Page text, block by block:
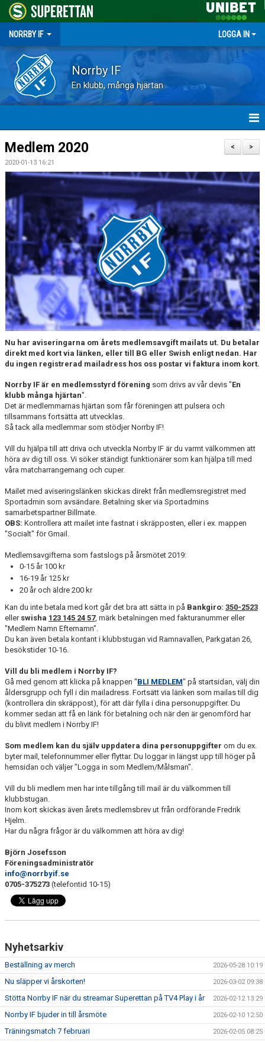
NORRBY IF LOGGA IN
Norrby IF
En klubb, många hjärtan
HEM
NYHETER
FÖRENINGEN
KALENDER
VÅRA LAG
MATCHER
NÄRA NORRBY
VÄRDEGRUND
>
<
Medlem 2020
2020-01-13 16:21
Nu har aviseringarna om årets medlemsavgift mailats ut. Du betalar
direkt med kort via länken, eller till BG eller Swish enligt nedan. Har
du ingen registrerad mailadress hos oss postar vi faktura inom kort.
Norrby IF är en medlemsstyrd förening som drivs av vår devis "En
klubb många hjärtan".
Det är medlemmarnas hjärtan som får föreningen att pulsera och
tillsammans fortsätta att utvecklas.
Så tack alla medlemmar som stödjer Norrby IF!
Vill du hjälpa till att driva och utveckla Norrby IF är du varmt välkommen att
höra av dig till oss. Vi söker ständigt funktionärer som kan hjälpa till med
våra matcharrangemang och cuper.
Mailet med aviseringslänken skickas direkt från medlemsregistret med
Sportadmin som avsändare. Betalning sker via Sportadmins
samarbetspartner Billmate.
OBS: Kontrollera att mailet inte fastnat i skräpposten, eller i ex. mappen
"Socialt" för Gmail.
Medlemsavgifterna som fastslogs på årsmötet 2019:
0-15 år 100 kr
16-19 år 125 kr
20 år och äldre 200 kr
Kan du inte betala med kort går det bra att sätta in på Bankgiro: 350-2523
eller swisha 123 145 24 57, märk betalningen med fakturanummer eller
"Medlem Namn Efternamn".
Du kan även betala kontant i klubbstugan vid Ramnavallen, Parkgatan 26,
besökstider 10-16.
Vill du bli medlem i Norrby IF?
Gå med genom att klicka på knappen "BLI MEDLEM" på startsidan, välj din
åldersgrupp och fyll i din mailadress. Fortsätt via länken som mailas till dig
(kontrollera din skräppost), för att där fylla i dina personuppgifter. Du
kommer sedan att få en länk för betalning och när den är genomförd har
du blivit medlem i Norrby IF!
Som medlem kan du själv uppdatera dina personuppgifter om du ex.
byter mail, telefonnummer eller flyttar. Du loggar in längst upp till höger på
hemsidan och väljer "Logga in som Medlem/Målsman".
Vill du bli medlem men har inte tillgång till mail är du välkommen till
klubbstugan.
Inom kort skickas även årets medlemsbrev ut från ordförande Fredrik
Hjelm.
Har du några frågor är du välkommen att höra av dig!
Björn Josefsson
Föreningsadministratör
info@norrbyif.se
0705-375273 (telefontid 10-15)
Nyhetsarkiv
Beställning av merch 2026-05-28 10:19
Nu släpper vi årskorten! 2026-03-02 09:38
Stötta Norrby IF när du streamar Superettan på TV4 Play i år 2026-02-12 13:29
Norrby IF bjuder in till årsmöte 2026-02-10 12:50
Träningsmatch 7 februari 2026-02-05 08:25